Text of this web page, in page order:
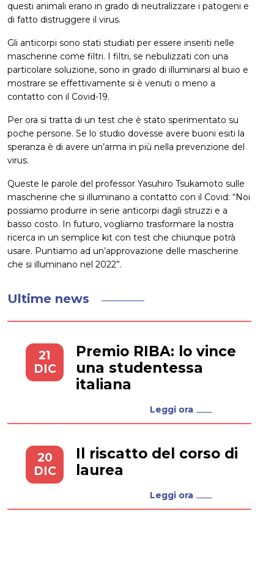
questi animali erano in grado di neutralizzare i patogeni e
di fatto distruggere il virus.
Gli anticorpi sono stati studiati per essere inseriti nelle
mascherine come filtri. I filtri, se nebulizzati con una
particolare soluzione, sono in grado di illuminarsi al buio e
mostrare se effettivamente si è venuti o meno a
contatto con il Covid-19.
Per ora si tratta di un test che è stato sperimentato su
poche persone. Se lo studio dovesse avere buoni esiti la
speranza è di avere un’arma in più nella prevenzione del
virus.
Queste le parole del professor Yasuhiro Tsukamoto sulle
mascherine che si illuminano a contatto con il Covid: “Noi
possiamo produrre in serie anticorpi dagli struzzi e a
basso costo. In futuro, vogliamo trasformare la nostra
ricerca in un semplice kit con test che chiunque potrà
usare. Puntiamo ad un’approvazione delle mascherine
che si illuminano nel 2022”.
Ultime news
21
DIC
Premio RIBA: lo vince
una studentessa
italiana
Leggi ora
20
DIC
Il riscatto del corso di
laurea
Leggi ora